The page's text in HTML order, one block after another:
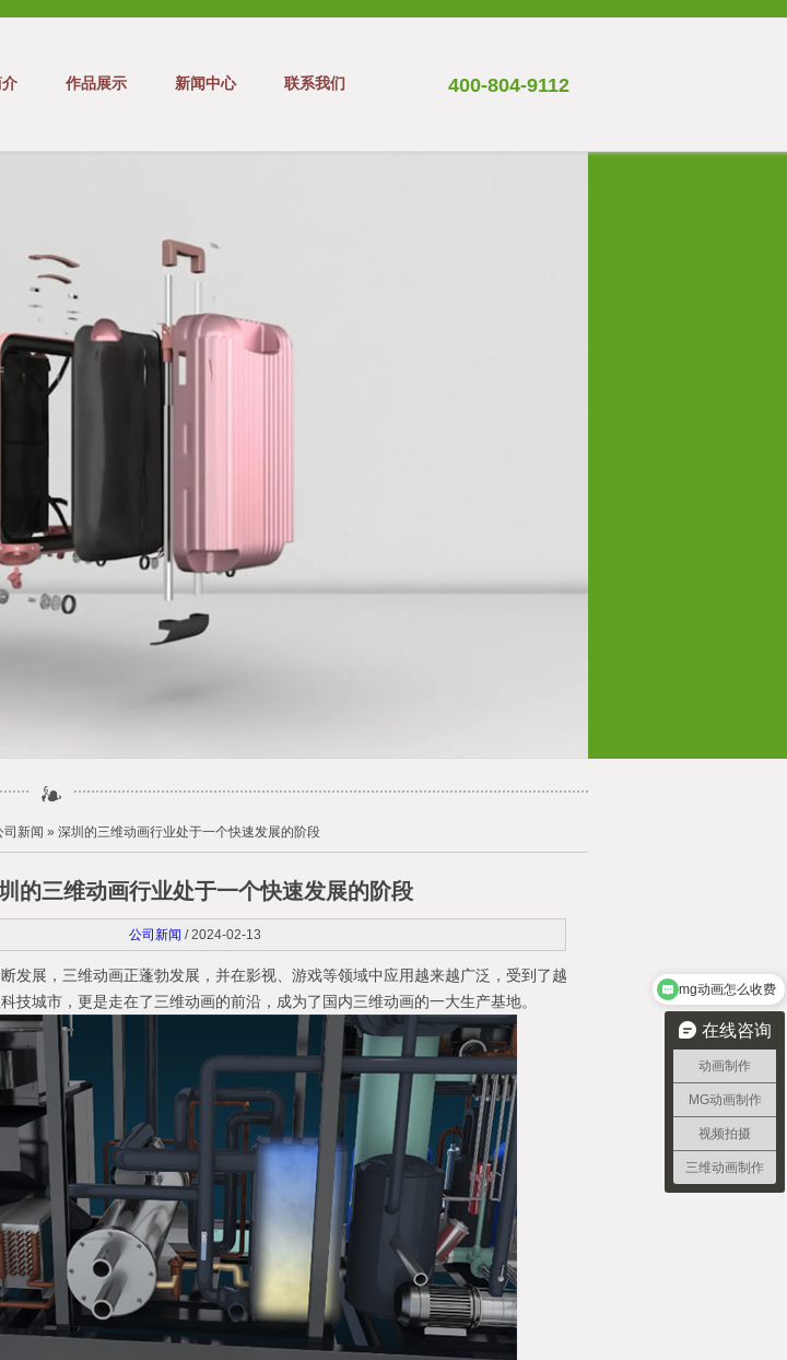
作品展示 新闻中心 联系我们 400-804-9112
司新闻 » 深圳的三维动画行业处于一个快速发展的阶段
的三维动画行业处于一个快速发展的阶段
公司新闻 / 2024-02-13
发展，三维动画正蓬勃发展，并在影视、游戏等领域中应用越来越广泛，受到了越
技城市，更是走在了三维动画的前沿，成为了国内三维动画的一大生产基地。
在线咨询
动画制作
MG动画制作
视频拍摄
三维动画制作
mg动画怎么收费